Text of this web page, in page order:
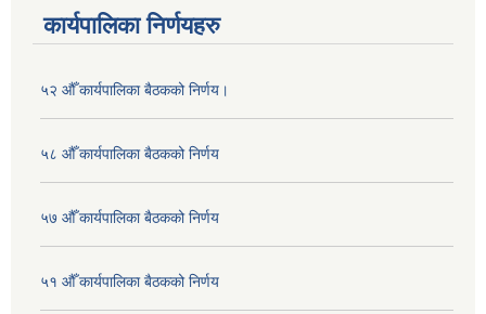
कार्यपालिका निर्णयहरु
५२ औँ कार्यपालिका बैठकको निर्णय।
५८ औँ कार्यपालिका बैठकको निर्णय
५७ औँ कार्यपालिका बैठकको निर्णय
५१ औँ कार्यपालिका बैठकको निर्णय